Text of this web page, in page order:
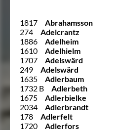
1817
Abrahamsson
274
Adelcrantz
1886
Adelheim
1610
Adelhielm
1707
Adelswärd
249
Adelswärd
1635
Adlerbaum
1732 B
Adlerbeth
1675
Adlerbielke
2034
Adlerbrandt
178
Adlerfelt
1720
Adlerfors